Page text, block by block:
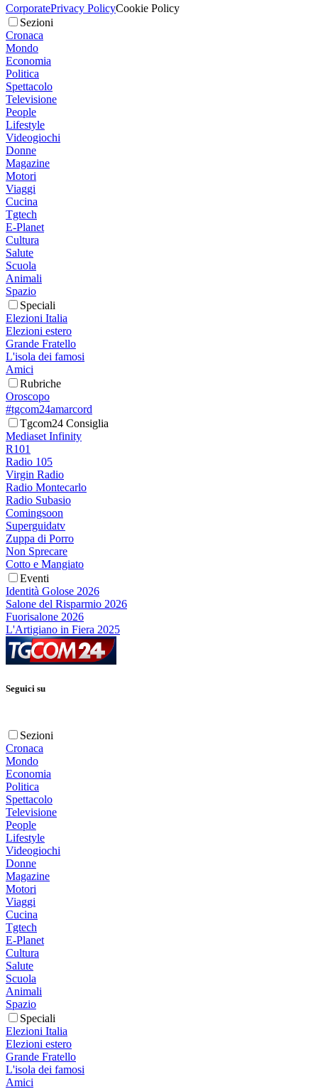
CorporatePrivacy PolicyCookie Policy
Sezioni
Cronaca
Mondo
Economia
Politica
Spettacolo
Televisione
People
Lifestyle
Videogiochi
Donne
Magazine
Motori
Viaggi
Cucina
Tgtech
E-Planet
Cultura
Salute
Scuola
Animali
Spazio
Speciali
Elezioni Italia
Elezioni estero
Grande Fratello
L'isola dei famosi
Amici
Rubriche
Oroscopo
#tgcom24amarcord
Tgcom24 Consiglia
Mediaset Infinity
R101
Radio 105
Virgin Radio
Radio Montecarlo
Radio Subasio
Comingsoon
Superguidatv
Zuppa di Porro
Non Sprecare
Cotto e Mangiato
Eventi
Identità Golose 2026
Salone del Risparmio 2026
Fuorisalone 2026
L'Artigiano in Fiera 2025
Seguici su
Sezioni
Cronaca
Mondo
Economia
Politica
Spettacolo
Televisione
People
Lifestyle
Videogiochi
Donne
Magazine
Motori
Viaggi
Cucina
Tgtech
E-Planet
Cultura
Salute
Scuola
Animali
Spazio
Speciali
Elezioni Italia
Elezioni estero
Grande Fratello
L'isola dei famosi
Amici